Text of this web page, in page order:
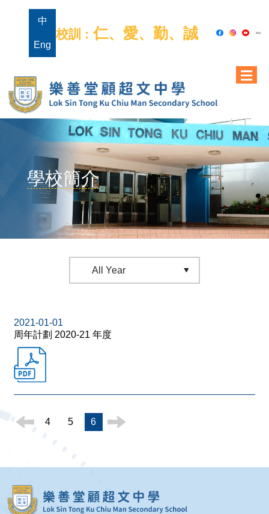
中
Eng
校訓 : 仁、愛、勤、誠
學校簡介
2021-01-01
周年計劃 2020-21 年度
4 5 6